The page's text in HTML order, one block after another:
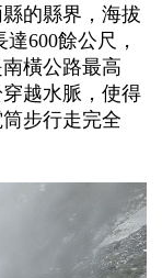
的縣界，海拔
600餘公尺，
橫公路最高
越水脈，使得
步行走完全